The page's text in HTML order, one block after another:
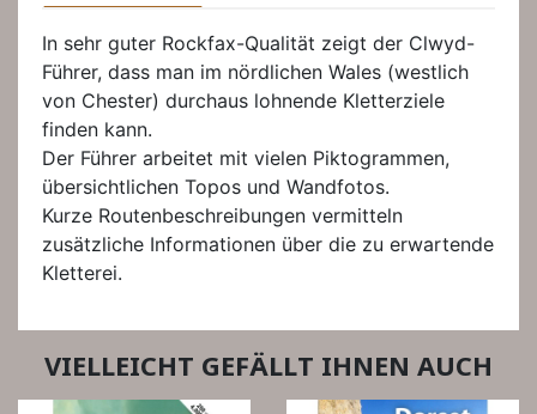
In sehr guter Rockfax-Qualität zeigt der Clwyd-
Führer, dass man im nördlichen Wales (westlich
von Chester) durchaus lohnende Kletterziele
finden kann.
Der Führer arbeitet mit vielen Piktogrammen,
übersichtlichen Topos und Wandfotos.
Kurze Routenbeschreibungen vermitteln
zusätzliche Informationen über die zu erwartende
Kletterei.
VIELLEICHT GEFÄLLT IHNEN AUCH